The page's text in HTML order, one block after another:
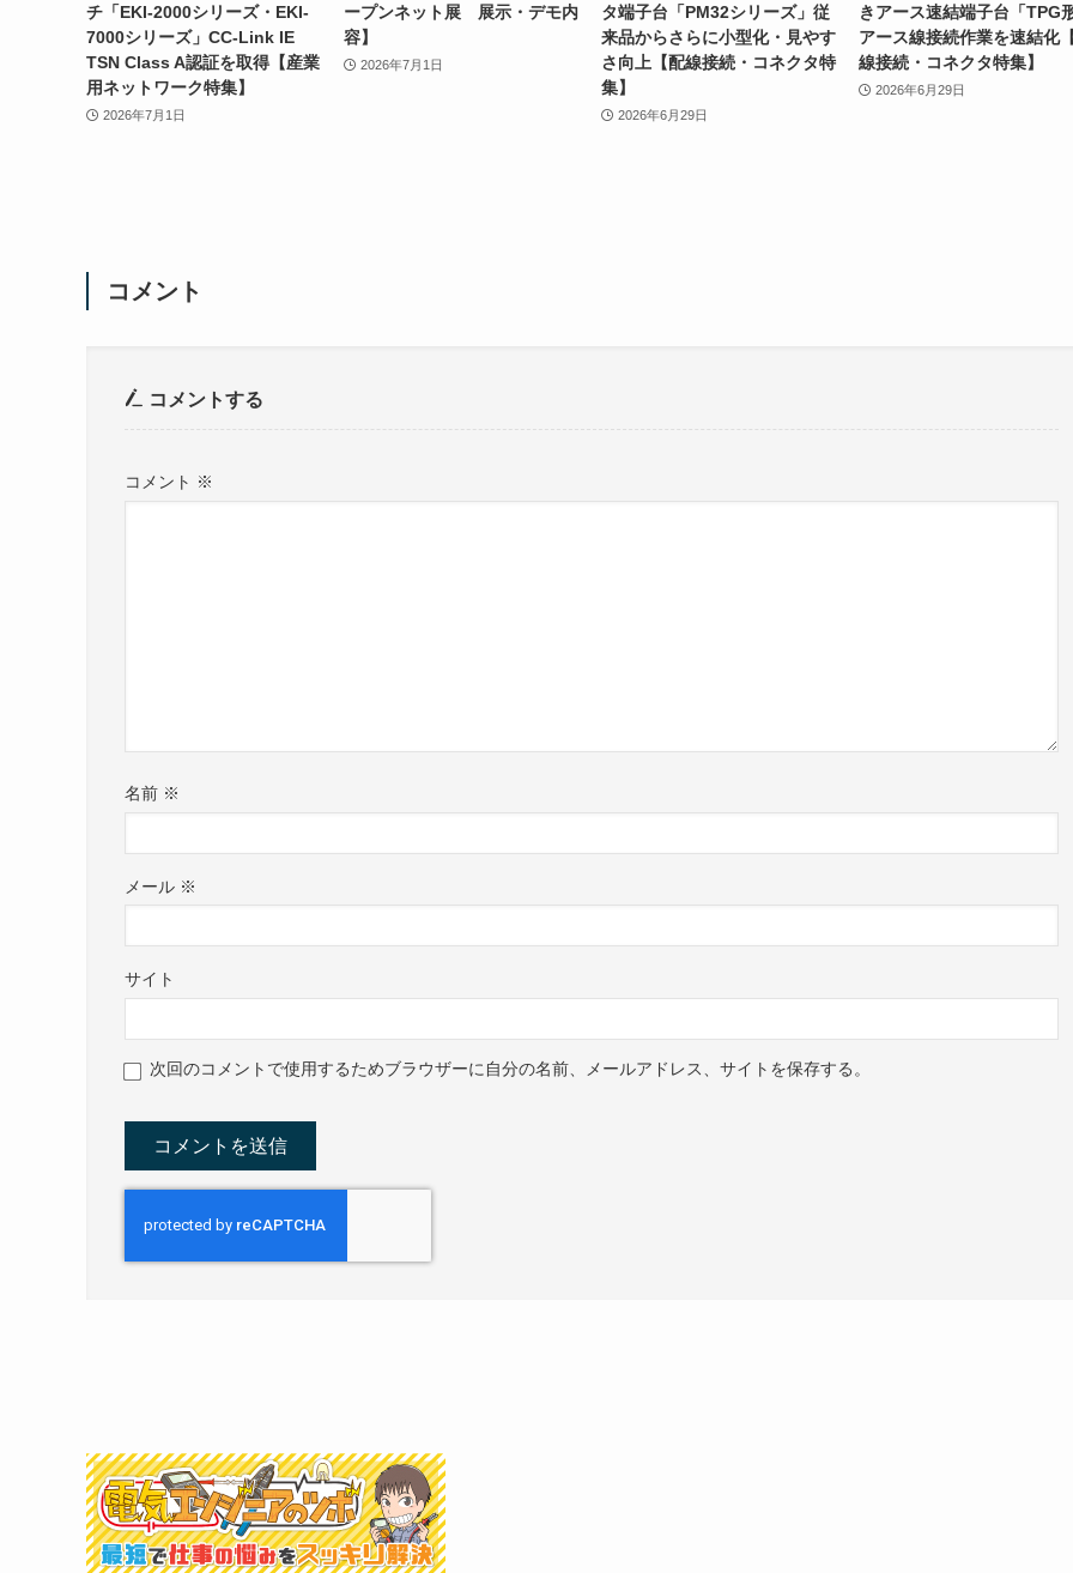
チ「EKI-2000シリーズ・EKI-
7000シリーズ」CC-Link IE
TSN Class A認証を取得【産業
用ネットワーク特集】
2026年7月1日
ープンネット展 展示・デモ内
容】
2026年7月1日
タ端子台「PM32シリーズ」従
来品からさらに小型化・見やす
さ向上【配線接続・コネクタ特
集】
2026年6月29日
きアース速結端子台「TPG
アース線接続作業を速結化
線接続・コネクタ特集】
2026年6月29日
コメント
コメントする
コメント ※
名前 ※
メール ※
サイト
次回のコメントで使用するためブラウザーに自分の名前、メールアドレス、サイトを保存する。